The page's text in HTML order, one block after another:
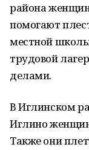
района
помогают
местной
трудовой
делами.
В Иглинском
Иглино
Также они